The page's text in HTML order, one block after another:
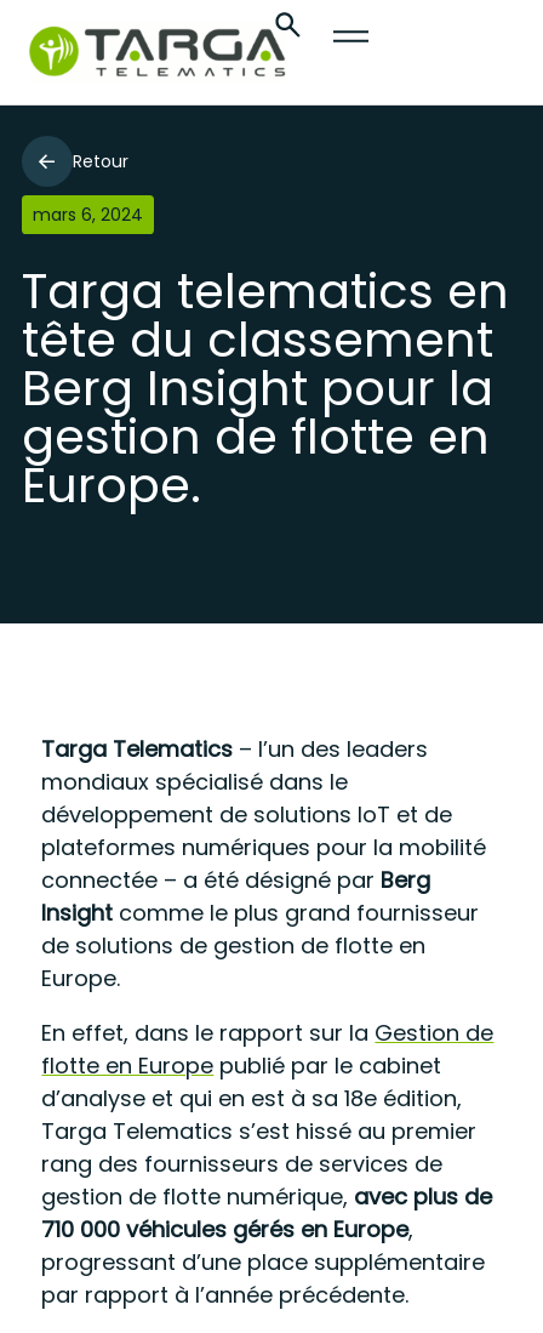
Retour
mars 6, 2024
Targa telematics en
tête du classement
Berg Insight pour la
gestion de flotte en
Europe.
Targa Telematics – l’un des leaders
mondiaux spécialisé dans le
développement de solutions IoT et de
plateformes numériques pour la mobilité
connectée – a été désigné par Berg
Insight comme le plus grand fournisseur
de solutions de gestion de flotte en
Europe.
En effet, dans le rapport sur la Gestion de
flotte en Europe publié par le cabinet
d’analyse et qui en est à sa 18e édition,
Targa Telematics s’est hissé au premier
rang des fournisseurs de services de
gestion de flotte numérique, avec plus de
710 000 véhicules gérés en Europe,
progressant d’une place supplémentaire
par rapport à l’année précédente.